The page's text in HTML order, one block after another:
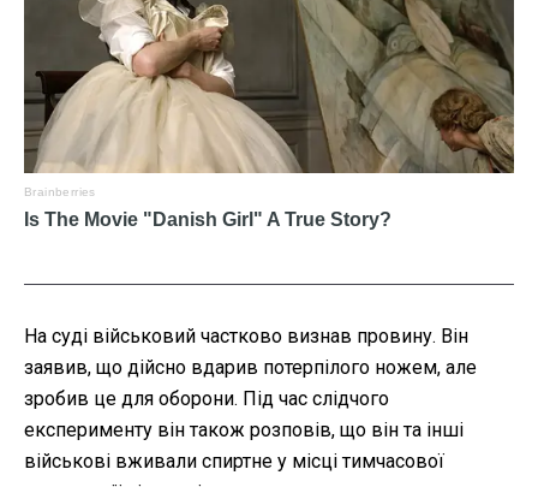
На суді військовий частково визнав провину. Він
заявив, що дійсно вдарив потерпілого ножем, але
зробив це для оборони. Під час слідчого
експерименту він також розповів, що він та інші
військові вживали спиртне у місці тимчасової